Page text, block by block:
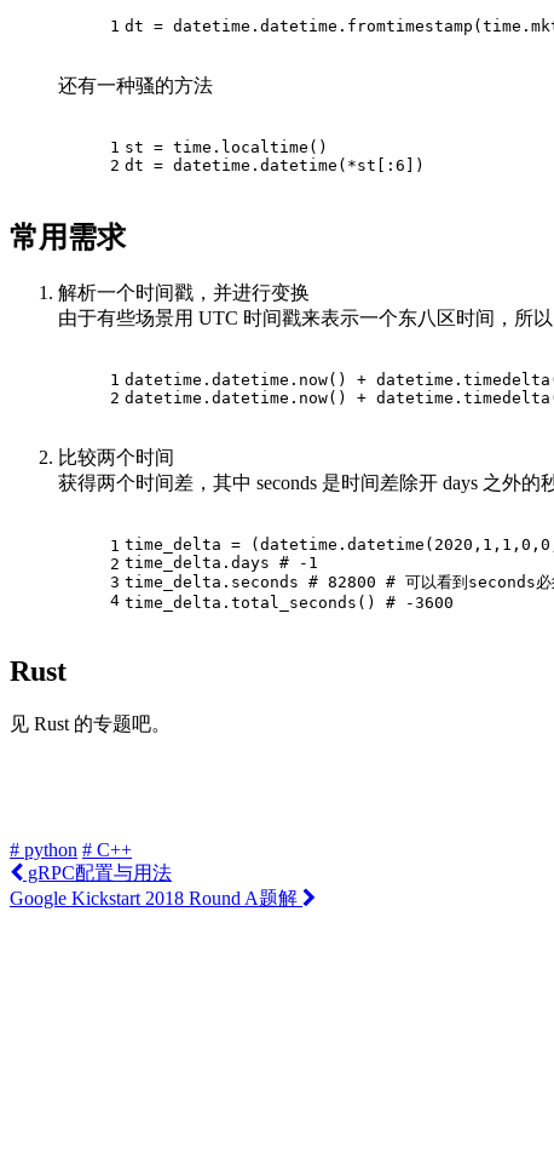
1 dt =
还有一种骚的方法
1
2
st = time.localtime()
dt = datetime.datetime(*st[: 6 ])
常用需求
解析一个时间戳，并进行变换
由于有些场景用 UTC 时间戳来表示一个东八区时间，所
1
2
datetime.datetime.now() +
datetime.datetime.now() +
比较两个时间
获得两个时间差，其中 seconds 是时间差除开 days 之外的
1
2
3
4
time_delta = (datetime.datetime( 2020 , 1 , 1 , 0 , 0
time_delta.days # -1
time_delta.seconds # 82800 # 可以看到seconds必
time_delta.total_seconds() # -3600
Rust
见 Rust 的专题吧。
# python # C++
gRPC配置与用法
Google Kickstart 2018 Round A题解